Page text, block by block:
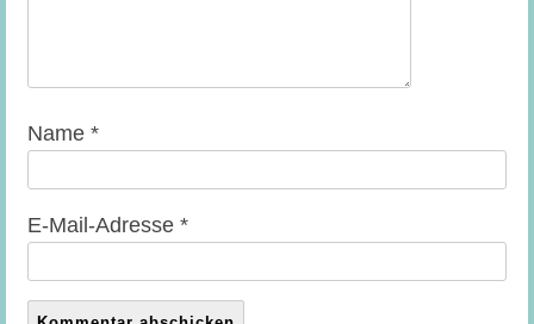
Name *
E-Mail-Adresse *